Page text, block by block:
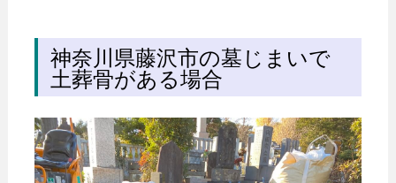
神奈川県藤沢市の墓じまいで
土葬骨がある場合